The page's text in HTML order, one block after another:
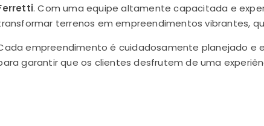
. Com uma equipe altamente capacitada e
terrenos em empreendimentos vibrantes,
empreendimento é cuidadosamente planejado
garantir que os clientes desfrutem de uma